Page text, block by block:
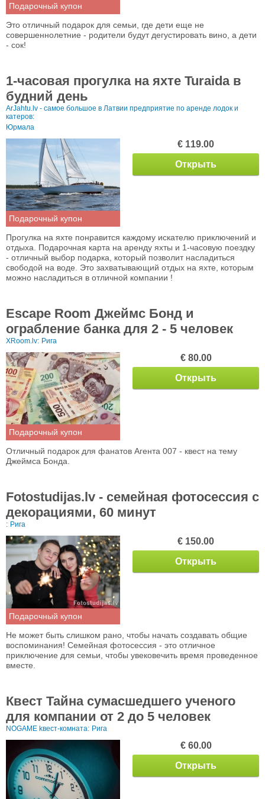
Подарочный купон
Это отличный подарок для семьи, где дети еще не
совершеннолетние - родители будут дегустировать вино, а дети
- сок!
1-часовая прогулка на яхте Turaida в
будний день
ArJahtu.lv - самое большое в Латвии предприятие по аренде лодок и
катеров:
Юрмала
Подарочный купон
€ 119.00
Открыть
Прогулка на яхте понравится каждому искателю приключений и
отдыха. Подарочная карта на аренду яхты и 1-часовую поездку
- отличный выбор подарка, который позволит насладиться
свободой на воде. Это захватывающий отдых на яхте, которым
можно насладиться в отличной компании !
Escape Room Джеймс Бонд и
ограбление банка для 2 - 5 человек
XRoom.lv: Рига
Подарочный купон
€ 80.00
Открыть
Отличный подарок для фанатов Агента 007 - квест на тему
Джеймса Бонда.
Fotostudijas.lv - семейная фотосессия с
декорациями, 60 минут
: Рига
Подарочный купон
€ 150.00
Открыть
Не может быть слишком рано, чтобы начать создавать общие
воспоминания! Семейная фотосессия - это отличное
приключение для семьи, чтобы увековечить время проведенное
вместе.
Квест Тайна сумасшедшего ученого
для компании от 2 до 5 человек
NOGAME kвест-комната: Рига
€ 60.00
Открыть